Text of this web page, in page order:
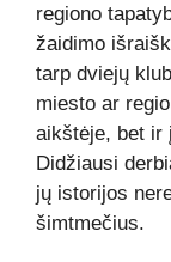
regiono
žaidimo
tarp dviejų
miesto ar
aikštėje, bet ir
Didžiausi
jų istorijos
šimtmečius.